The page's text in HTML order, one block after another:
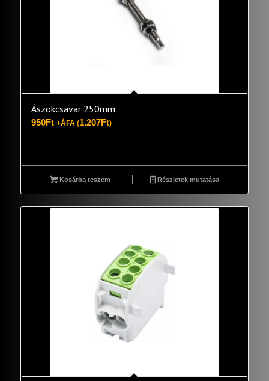
Ászokcsavar 250mm
950Ft +ÁFA (1.207Ft)
Kosárba teszem Részletek mutatása